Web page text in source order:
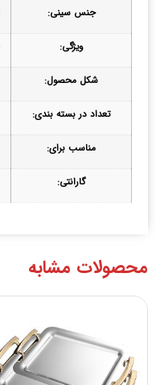
جنس سینی:
ویژگی:
شکل محصول:
تعداد در بسته بندی:
مناسب برای:
گارانتی:
محصولات مشابه